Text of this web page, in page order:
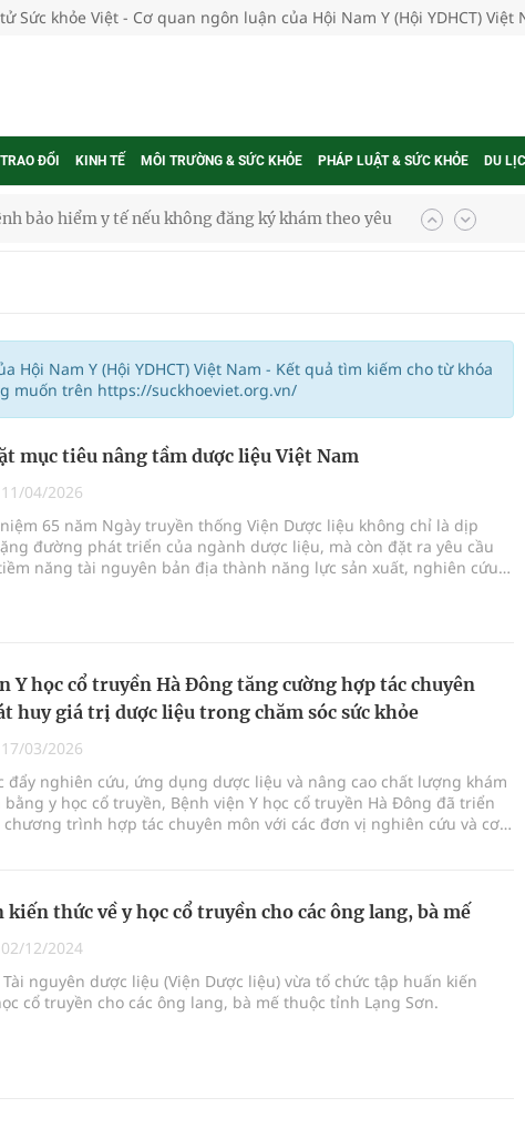
Sức khỏe Việt - Cơ quan ngôn luận của Hội Nam Y (Hội YDHCT) Việt
ĐỔI KINH TẾ MÔI TRƯỜNG & SỨC KHỎE PHÁP LUẬT & SỨC KHỎE DU
bảo hiểm y tế nếu không đăng ký khám theo yêu
riêng 2026
vực cấp cứu, điều trị đột quỵ
lại khai thác vào ngày 19/8
tăng cường chống hàng giả và gian lận thương
cơ sở 2 đón hơn 500 lượt khám
hai cấp trong quản lý hoạt động nha khoa,
lực cho môi trường và cộng đồng
Hội Nam Y (Hội YDHCT) Việt Nam - Kết quả tìm kiếm cho từ khóa
muốn trên https://suckhoeviet.org.vn/
mục tiêu nâng tầm dược liệu Việt Nam
11/04/2026
65 năm Ngày truyền thống Viện Dược liệu không chỉ là dịp
đường phát triển của ngành dược liệu, mà còn đặt ra yêu cầu
năng tài nguyên bản địa thành năng lực sản xuất, nghiên cứu
Y học cổ truyền Hà Đông tăng cường hợp tác chuyên
huy giá trị dược liệu trong chăm sóc sức khỏe
17/03/2026
đẩy nghiên cứu, ứng dụng dược liệu và nâng cao chất lượng khám
bằng y học cổ truyền, Bệnh viện Y học cổ truyền Hà Đông đã triển
trình hợp tác chuyên môn với các đơn vị nghiên cứu và cơ
kiến thức về y học cổ truyền cho các ông lang, bà mế
02/12/2024
nguyên dược liệu (Viện Dược liệu) vừa tổ chức tập huấn kiến
cổ truyền cho các ông lang, bà mế thuộc tỉnh Lạng Sơn.